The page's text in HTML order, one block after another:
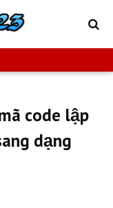
code lập
dạng